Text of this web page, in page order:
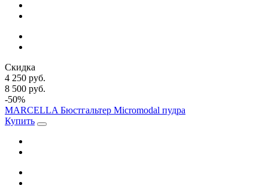
Скидка
4 250 руб.
8 500 руб.
-50%
MARCELLA Бюстгальтер Micromodal пудра
Купить